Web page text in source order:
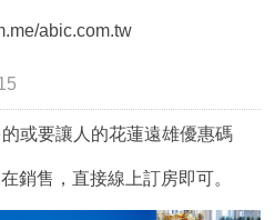
abic.com.tw
或要讓人的花蓮遠雄優惠碼
銷售，直接線上訂房即可。